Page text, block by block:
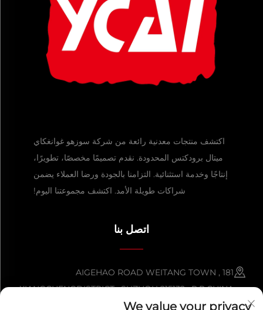
اكتشف منتجات معدنية رائعة من شركة سوزهو غوانغكاي
ميتال برودكتس المحدودة. نقدم تصميمًا مخصصًا، تطويرًا،
إنتاجًا وخدمة استثنائية. التزامنا بالجودة ورضا العملاء يضمن
شراكات طويلة الأمد. اكتشف مجموعتنا اليوم!
اتصل بنا
181 AIGEHAO ROAD WEITANG TOWN ,
XIANGCHENGDISTRICT , SUZHOU 215132 , P.R.CHINA
We value your privacy